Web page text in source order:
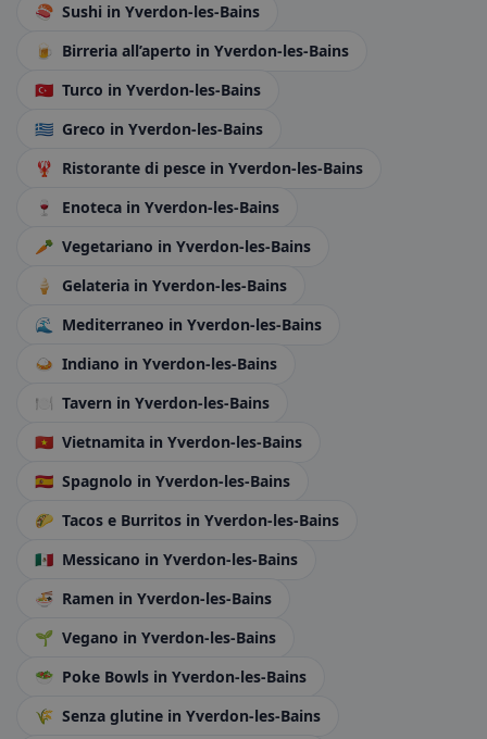
🍣 Sushi in Yverdon-les-Bains
🍺 Birreria all’aperto in Yverdon-les-Bains
🇹🇷 Turco in Yverdon-les-Bains
🇬🇷 Greco in Yverdon-les-Bains
🦞 Ristorante di pesce in Yverdon-les-Bains
🍷
Enoteca in Yverdon-les-Bains
🥕 Vegetariano in Yverdon-les-Bains
🍦
Gelateria in Yverdon-les-Bains
🌊
Mediterraneo in Yverdon-les-Bains
🍛 Indiano in Yverdon-les-Bains
🍽️ Tavern in Yverdon-les-Bains
🇻🇳 Vietnamita in Yverdon-les-Bains
🇪🇸 Spagnolo in Yverdon-les-Bains
🌮 Tacos e Burritos in Yverdon-les-Bains
🇲🇽 Messicano in Yverdon-les-Bains
🍜 Ramen in Yverdon-les-Bains
🌱 Vegano in Yverdon-les-Bains
🥗 Poke Bowls in Yverdon-les-Bains
🌾 Senza glutine in Yverdon-les-Bains